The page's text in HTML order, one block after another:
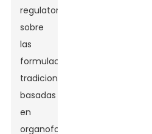
regulatorio
sobre
las
formulaciones
tradicionales
basadas
en
organofosforados,